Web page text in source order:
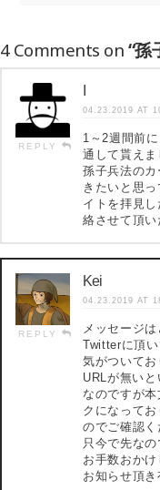
4 Comments on“孫
REPLY
04.23.2019 AT
1～2週間前
通して貰えま
孫子兵法の
きたいと思
イトを拝見
絡させて頂い
REPLY
Kei
04.23.2019 AT
メッセージ
Twitterに頂
気がついてお
URLが無い
なのですが
クになって
のでご確認く
只今で先なの
お手数おかけ
お知らせ頂き